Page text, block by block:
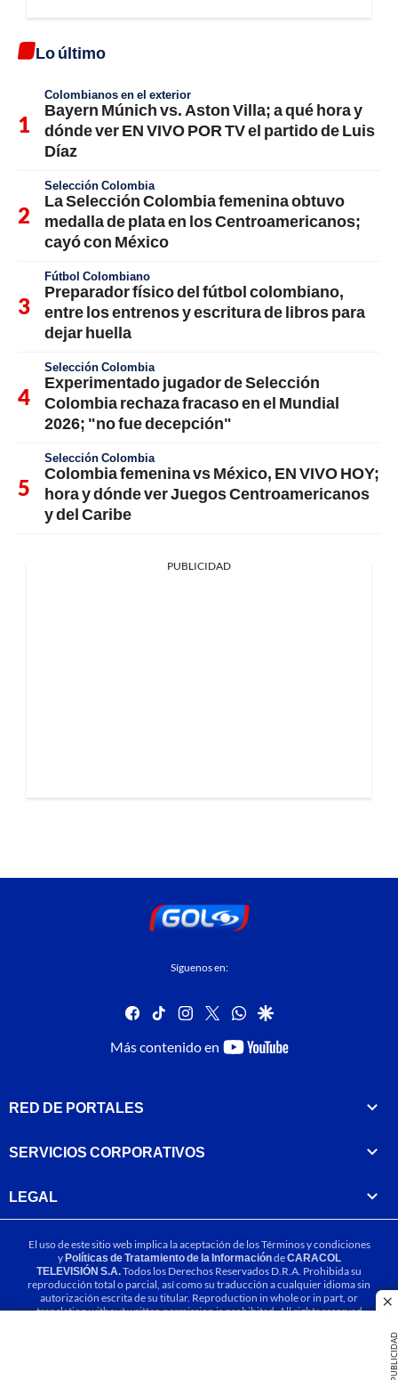
PUBLICIDAD
Lo último
Colombianos en el exterior
Bayern Múnich vs. Aston Villa; a qué hora y
dónde ver EN VIVO POR TV el partido de Luis
Díaz
Selección Colombia
La Selección Colombia femenina obtuvo
medalla de plata en los Centroamericanos;
cayó con México
Fútbol Colombiano
Preparador físico del fútbol colombiano,
entre los entrenos y escritura de libros para
dejar huella
Selección Colombia
Experimentado jugador de Selección
Colombia rechaza fracaso en el Mundial
2026; "no fue decepción"
Selección Colombia
Colombia femenina vs México, EN VIVO HOY;
hora y dónde ver Juegos Centroamericanos
y del Caribe
PUBLICIDAD
Síguenos en:
facebook
tiktok instagram
twitterwhatsapp
google
Más contenido en
youtube-
RED DE PORTALES
SERVICIOS CORPORATIVOS
LEGAL
El uso de este sitio web implica la aceptación de losTérminos y condiciones
yPolíticas de Tratamiento de la InformacióndeCARACOL
TELEVISIÓN S.A.Todos los Derechos Reservados D.R.A. Prohibida su
reproducción total o parcial, así como su traducción a cualquier idioma sin
autorización escrita de su titular. Reproduction in whole or in part, or
translation without written permission is prohibited. All rights reserved